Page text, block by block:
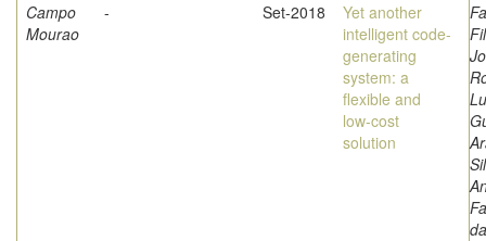
Campo
Mourao
- Set-2018
Yet another
intelligent code-
generating
system: a
flexible and
low-cost
solution
da